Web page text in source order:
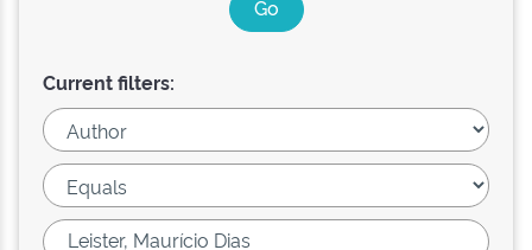
Current filters: